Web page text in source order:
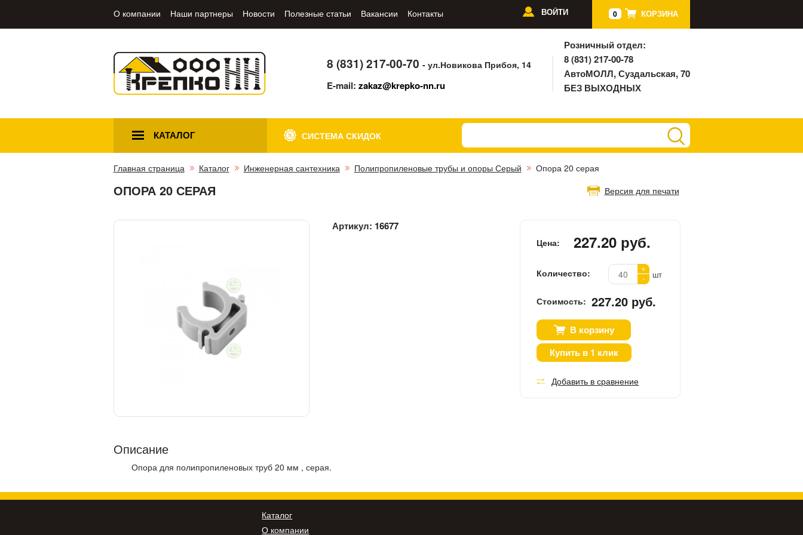
О компании Наши партнеры Новости Полезные статьи Вакансии Контакты 0 КОРЗИНА
ВОЙТИ
8 (831) 217-00-70- ул.Новикова Прибоя, 14
E-mail:zakaz@krepko-nn.ru
Розничный отдел:
8 (831) 217-00-78
АвтоМОЛЛ, Суздальская, 70
БЕЗ ВЫХОДНЫХ
КАТАЛОГ СИСТЕМА СКИДОК
Главная страница Каталог Инженерная сантехника Полипропиленовые трубы и опоры Серый
Опора 20 серая
Версия для печати
ОПОРА 20 СЕРАЯ
Артикул: 16677
Цена: 227.20 руб.
Количество:
+
-
шт
Стоимость: 227.20 руб.
В корзину
Купить в 1 клик
Добавить в сравнение
Описание
Опора для полипропиленовых труб 20 мм , серая.
Каталог
О компании